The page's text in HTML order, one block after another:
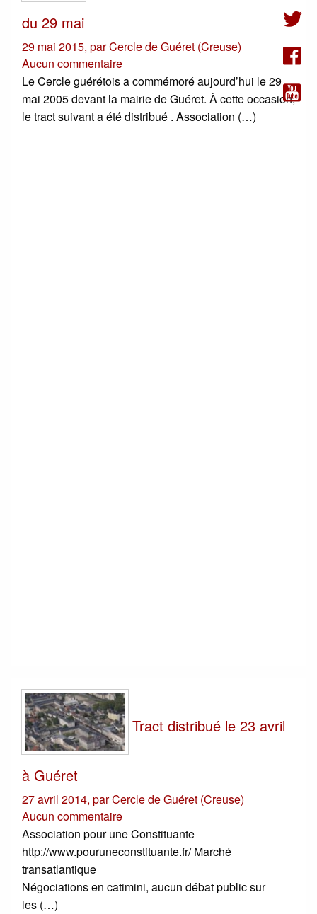
du 29 mai
29 mai 2015, parCercle de Guéret (Creuse)
Aucun commentaire
Le Cercle guérétois a commémoré aujourd’hui le 29
mai 2005 devant la mairie de Guéret. À cette occasion,
le tract suivant a été distribué . Association (…)
Tract distribué le 23 avril
à Guéret
27 avril 2014, parCercle de Guéret (Creuse)
Aucun commentaire
Association pour une Constituante
http://www.pouruneconstituante.fr/ Marché
transatlantique
Négociations en catimini, aucun débat public sur
les (…)